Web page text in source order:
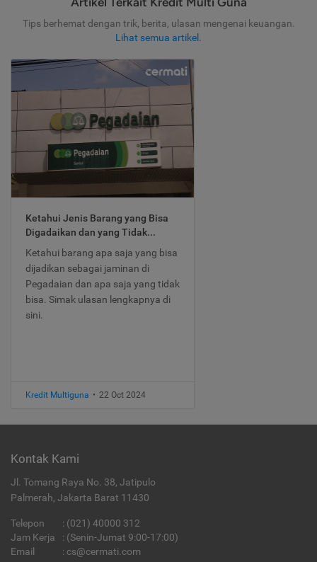
Tips berhemat dengan trik, berita, ulasan mengenai keuangan.
Lihat semua artikel .
Ketahui Jenis Barang yang Bisa
Digadaikan dan yang Tidak...
Ketahui barang apa saja yang bisa
dijadikan sebagai jaminan di
Pegadaian dan apa saja yang tidak
bisa. Simak ulasan lengkapnya di
sini.
Kredit Multiguna • 22 Oct 2024
Kontak Kami
Jl. Tomang Raya No. 38, Jatipulo
Palmerah, Jakarta Barat 11430
Telepon : (021) 40000 312
Jam Kerja
: (Senin-Jumat 9:00-17:00)
Email
: cs@cermati.com